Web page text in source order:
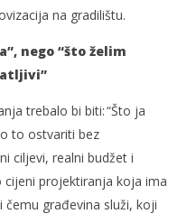
na gradilištu.
nego “što želim
trebalo bi biti: “Što ja
to ostvariti bez
ciljevi, realni budžet i
projektiranja koja ima
građevina služi, koji